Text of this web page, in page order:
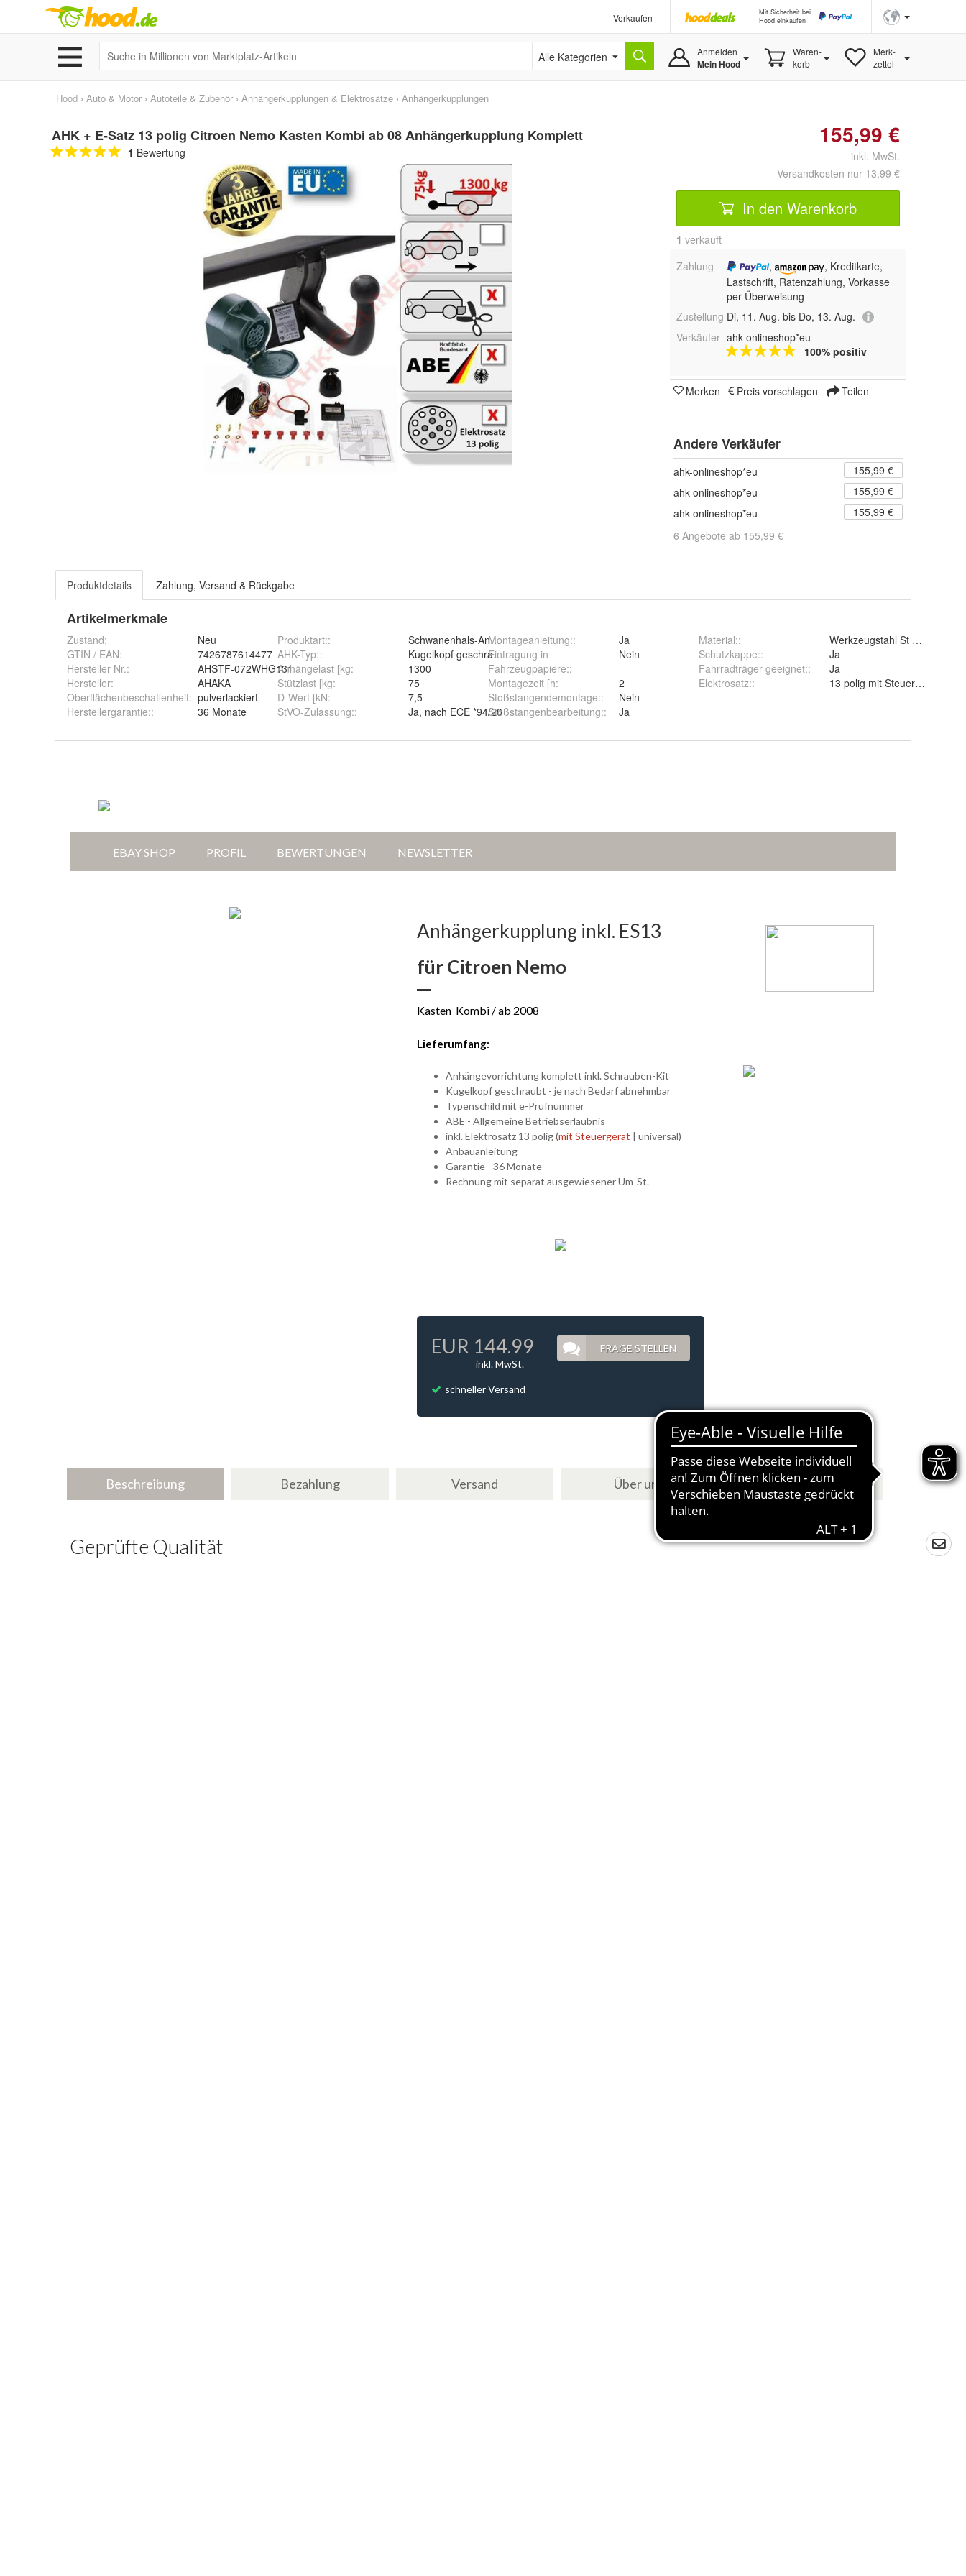
Verkaufen
Mit Sicherheit bei
Hood einkaufen
Alle Kategorien Anmelden
Mein Hood
Waren-
korb
Merk-
zettel
Hood › Auto & Motor › Autoteile & Zubehör › Anhängerkupplungen & Elektrosätze › Anhängerkupplungen
AHK + E-Satz 13 polig Citroen Nemo Kasten Kombi ab 08 Anhängerkupplung Komplett
1 Bewertung
155,99 €
inkl. MwSt.
Versandkosten nur 13,99 €
In den Warenkorb
1 verkauft
Zahlung
,
, Kreditkarte,
Lastschrift, Ratenzahlung, Vorkasse
per Überweisung
Zustellung Di, 11. Aug. bis Do, 13. Aug.
Verkäufer ahk-onlineshop*eu
100% positiv
Merken Preis vorschlagen Teilen
Andere Verkäufer
ahk-onlineshop*eu
155,99 €
ahk-onlineshop*eu
155,99 €
ahk-onlineshop*eu
155,99 €
6 Angebote ab 155,99 €
Produktdetails Zahlung, Versand & Rückgabe
Artikelmerkmale
Zustand:
Neu
GTIN / EAN:
7426787614477
Hersteller Nr.:
AHSTF-072WHG131
Hersteller:
AHAKA
Oberflächenbeschaffenheit: pulverlackiert
Herstellergarantie:: 36 Monate
Produktart::
Schwanenhals-Anhängerkupplun
AHK-Typ::
Kugelkopf geschraubt (starr)
Anhängelast [kg:
1300
Stützlast [kg:
75
D-Wert [kN:
7,5
StVO-Zulassung:: Ja, nach ECE *94/20
Montageanleitung::
Ja
Eintragung in
Fahrzeugpapiere::
Nein
Montagezeit [h:
2
Stoßstangendemontage::
Nein
Stoßstangenbearbeitung:: Ja
Material::
Werkzeugstahl St 52-3
Schutzkappe::
Ja
Fahrradträger geeignet::
Ja
Elektrosatz:: 13 polig mit Steuergerät